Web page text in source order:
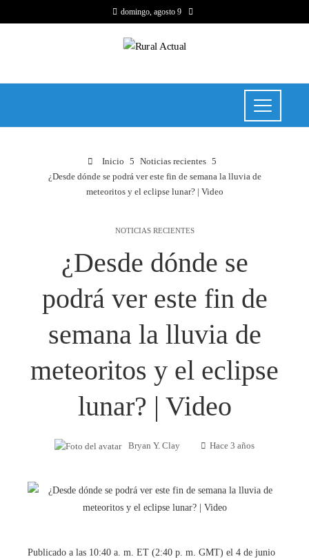
domingo, agosto 9
Inicio
Noticias recientes
¿Desde dónde se podrá ver este fin de semana la lluvia de
meteoritos y el eclipse lunar? | Video
NOTICIAS RECIENTES
¿Desde dónde se
podrá ver este fin de
semana la lluvia de
meteoritos y el eclipse
lunar? | Video
Bryan Y. Clay Hace 3 años
Publicado a las 10:40 a. m. ET (2:40 p. m. GMT) el 4 de junio